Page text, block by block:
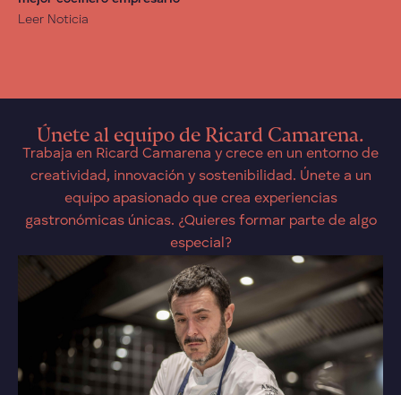
Leer Noticia
Únete al equipo de Ricard Camarena.
Trabaja en Ricard Camarena y crece en un entorno de
creatividad, innovación y sostenibilidad. Únete a un
equipo apasionado que crea experiencias
gastronómicas únicas. ¿Quieres formar parte de algo
especial?